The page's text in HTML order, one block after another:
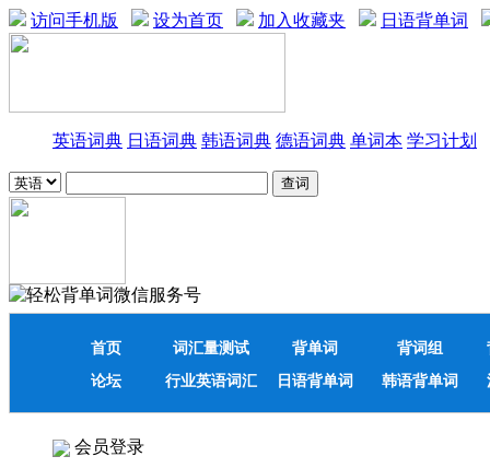
访问手机版 设为首页 加入收藏夹 日语背单词
英语词典 日语词典 韩语词典 德语词典 单词本 学习计划
首页 词汇量测试 背单词 背词组
论坛
行业英语词汇 日语背单词 韩语背单词
会员登录